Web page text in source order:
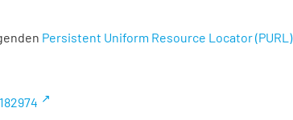
Persistent Uniform Resource Locator (PURL)